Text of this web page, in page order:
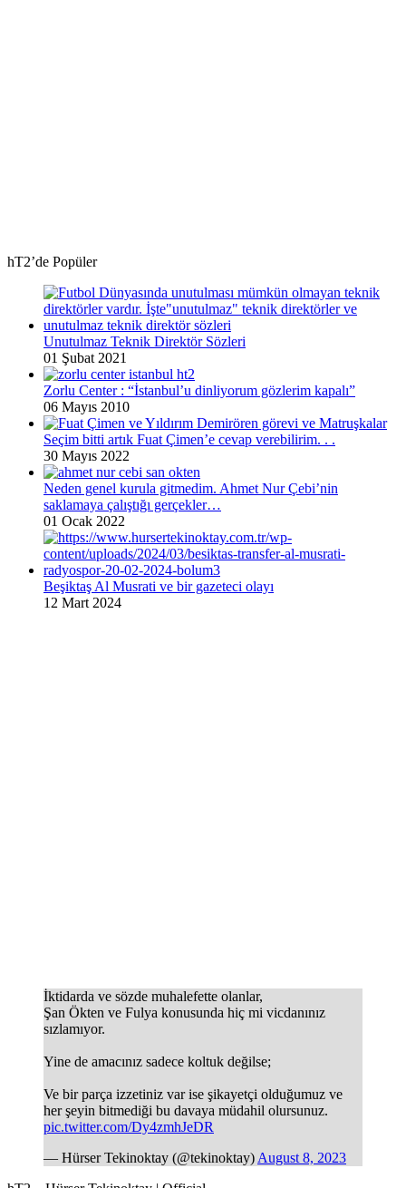
hT2’de Popüler
Unutulmaz Teknik Direktör Sözleri
01 Şubat 2021
Zorlu Center : “İstanbul’u dinliyorum gözlerim kapalı”
06 Mayıs 2010
Seçim bitti artık Fuat Çimen’e cevap verebilirim. . .
30 Mayıs 2022
Neden genel kurula gitmedim. Ahmet Nur Çebi’nin
saklamaya çalıştığı gerçekler…
01 Ocak 2022
Beşiktaş Al Musrati ve bir gazeteci olayı
12 Mart 2024
İktidarda ve sözde muhalefette olanlar,
Şan Ökten ve Fulya konusunda hiç mi vicdanınız
sızlamıyor.
Yine de amacınız sadece koltuk değilse;
Ve bir parça izzetiniz var ise şikayetçi olduğumuz ve
her şeyin bitmediği bu davaya müdahil olursunuz.
pic.twitter.com/Dy4zmhJeDR
— Hürser Tekinoktay (@tekinoktay) August 8, 2023